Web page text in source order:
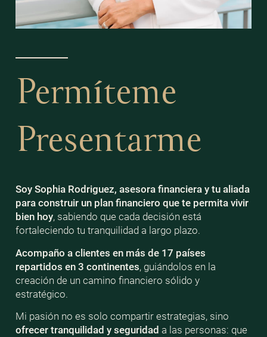
Permíteme
Presentarme
Soy Sophia Rodriguez, asesora financiera y tu aliada
para construir un plan financiero que te permita vivir
bien hoy, sabiendo que cada decisión está
fortaleciendo tu tranquilidad a largo plazo.
Acompaño a clientes en más de 17 países
repartidos en 3 continentes, guiándolos en la
creación de un camino financiero sólido y
estratégico.
Mi pasión no es solo compartir estrategias, sino
ofrecer tranquilidad y seguridad a las personas: que